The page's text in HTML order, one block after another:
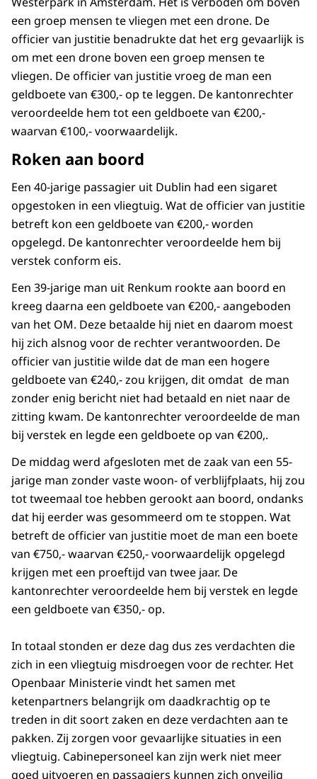
een groep mensen te vliegen met een drone. De
officier van justitie benadrukte dat het erg gevaarlijk is
om met een drone boven een groep mensen te
vliegen. De officier van justitie vroeg de man een
geldboete van €300,- op te leggen. De kantonrechter
veroordeelde hem tot een geldboete van €200,-
waarvan €100,- voorwaardelijk.
Roken aan boord
Een 40-jarige passagier uit Dublin had een sigaret
opgestoken in een vliegtuig. Wat de officier van justitie
betreft kon een geldboete van €200,- worden
opgelegd. De kantonrechter veroordeelde hem bij
verstek conform eis.
Een 39-jarige man uit Renkum rookte aan boord en
kreeg daarna een geldboete van €200,- aangeboden
van het OM. Deze betaalde hij niet en daarom moest
hij zich alsnog voor de rechter verantwoorden. De
officier van justitie wilde dat de man een hogere
geldboete van €240,- zou krijgen, dit omdat de man
zonder enig bericht niet had betaald en niet naar de
zitting kwam. De kantonrechter veroordeelde de man
bij verstek en legde een geldboete op van €200,.
De middag werd afgesloten met de zaak van een 55-
jarige man zonder vaste woon- of verblijfplaats, hij zou
tot tweemaal toe hebben gerookt aan boord, ondanks
dat hij eerder was gesommeerd om te stoppen. Wat
betreft de officier van justitie moet de man een boete
van €750,- waarvan €250,- voorwaardelijk opgelegd
krijgen met een proeftijd van twee jaar. De
kantonrechter veroordeelde hem bij verstek en legde
een geldboete van €350,- op.
In totaal stonden er deze dag dus zes verdachten die
zich in een vliegtuig misdroegen voor de rechter. Het
Openbaar Ministerie vindt het samen met
ketenpartners belangrijk om daadkrachtig op te
treden in dit soort zaken en deze verdachten aan te
pakken. Zij zorgen voor gevaarlijke situaties in een
vliegtuig. Cabinepersoneel kan zijn werk niet meer
goed uitvoeren en passagiers kunnen zich onveilig